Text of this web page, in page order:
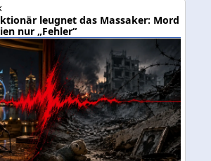
leugnet das Massaker: Mord
nur „Fehler“